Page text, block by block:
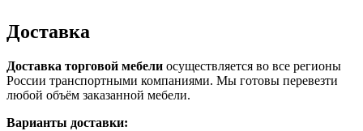
Доставка
Доставка торговой мебели осуществляется во все регионы
России транспортными компаниями. Мы готовы перевезти
любой объём заказанной мебели.
Варианты доставки: